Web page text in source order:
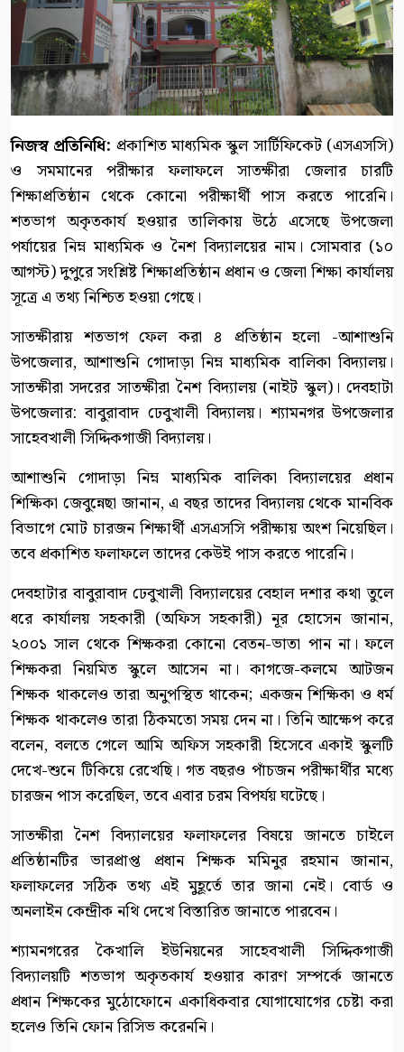
নিজস্ব প্রতিনিধি: প্রকাশিত মাধ্যমিক স্কুল সার্টিফিকেট (এসএসসি)
ও সমমানের পরীক্ষার ফলাফলে সাতক্ষীরা জেলার চারটি
শিক্ষাপ্রতিষ্ঠান থেকে কোনো পরীক্ষার্থী পাস করতে পারেনি।
শতভাগ অকৃতকার্য হওয়ার তালিকায় উঠে এসেছে উপজেলা
পর্যায়ের নিম্ন মাধ্যমিক ও নৈশ বিদ্যালয়ের নাম। সোমবার (১০
আগস্ট) দুপুরে সংশ্লিষ্ট শিক্ষাপ্রতিষ্ঠান প্রধান ও জেলা শিক্ষা কার্যালয়
সূত্রে এ তথ্য নিশ্চিত হওয়া গেছে।
সাতক্ষীরায় শতভাগ ফেল করা ৪ প্রতিষ্ঠান হলো -আশাশুনি
উপজেলার, আশাশুনি গোদাড়া নিম্ন মাধ্যমিক বালিকা বিদ্যালয়।
সাতক্ষীরা সদরের সাতক্ষীরা নৈশ বিদ্যালয় (নাইট স্কুল)। দেবহাটা
উপজেলার: বাবুরাবাদ ঢেবুখালী বিদ্যালয়। শ্যামনগর উপজেলার
সাহেবখালী সিদ্দিকগাজী বিদ্যালয়।
আশাশুনি গোদাড়া নিম্ন মাধ্যমিক বালিকা বিদ্যালয়ের প্রধান
শিক্ষিকা জেবুন্নেছা জানান, এ বছর তাদের বিদ্যালয় থেকে মানবিক
বিভাগে মোট চারজন শিক্ষার্থী এসএসসি পরীক্ষায় অংশ নিয়েছিল।
তবে প্রকাশিত ফলাফলে তাদের কেউই পাস করতে পারেনি।
দেবহাটার বাবুরাবাদ ঢেবুখালী বিদ্যালয়ের বেহাল দশার কথা তুলে
ধরে কার্যালয় সহকারী (অফিস সহকারী) নূর হোসেন জানান,
২০০১ সাল থেকে শিক্ষকরা কোনো বেতন-ভাতা পান না। ফলে
শিক্ষকরা নিয়মিত স্কুলে আসেন না। কাগজে-কলমে আটজন
শিক্ষক থাকলেও তারা অনুপস্থিত থাকেন; একজন শিক্ষিকা ও ধর্ম
শিক্ষক থাকলেও তারা ঠিকমতো সময় দেন না। তিনি আক্ষেপ করে
বলেন, বলতে গেলে আমি অফিস সহকারী হিসেবে একাই স্কুলটি
দেখে-শুনে টিকিয়ে রেখেছি। গত বছরও পাঁচজন পরীক্ষার্থীর মধ্যে
চারজন পাস করেছিল, তবে এবার চরম বিপর্যয় ঘটেছে।
সাতক্ষীরা নৈশ বিদ্যালয়ের ফলাফলের বিষয়ে জানতে চাইলে
প্রতিষ্ঠানটির ভারপ্রাপ্ত প্রধান শিক্ষক মমিনুর রহমান জানান,
ফলাফলের সঠিক তথ্য এই মুহূর্তে তার জানা নেই। বোর্ড ও
অনলাইন কেন্দ্রীক নথি দেখে বিস্তারিত জানাতে পারবেন।
শ্যামনগরের কৈখালি ইউনিয়নের সাহেবখালী সিদ্দিকগাজী
বিদ্যালয়টি শতভাগ অকৃতকার্য হওয়ার কারণ সম্পর্কে জানতে
প্রধান শিক্ষকের মুঠোফোনে একাধিকবার যোগাযোগের চেষ্টা করা
হলেও তিনি ফোন রিসিভ করেননি।